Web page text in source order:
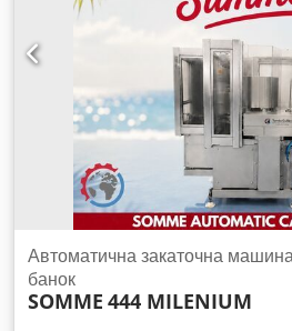
Автоматична закаточна
банок
SOMME 444 MILENIUM